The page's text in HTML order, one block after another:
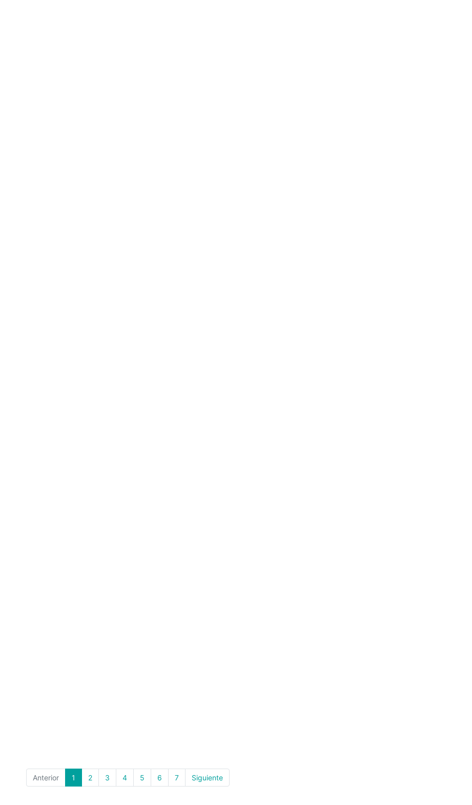
Anterior 1 2 3 4 5 6 7 Siguiente